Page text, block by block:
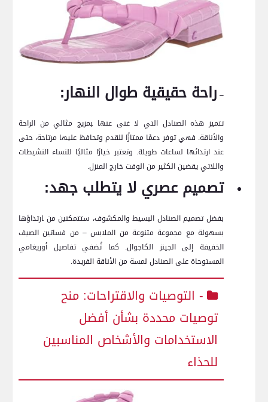
– راحة حقيقية طوال النهار:
تتميز⁤ هذه الصنادل التي لا غنى عنها ‍بمزيج مثالي من الراحة
والأناقة. فهي توفر‌ دعمًا ممتازًا للقدم وتحافظ عليها مرتاحة، حتى
عند ارتدائها ⁤لساعات طويلة. وتعتبر خيارًا مثاليًا للنساء​ النشيطات
واللاتي يقضين الكثير من الوقت خارج المنزل.
تصميم عصري لا يتطلب ​جهد:
بفضل تصميم الصنادل البسيط والمكشوف، ستتمكنين من ‍ارتداؤها
بسهولة مع مجموعة متنوعة من الملابس – من فساتين⁢ الصيف
الخفيفة إلى الجينز الكاجوال. كما تُضفي تفاصيل​ أوريغامي
⁤المستوحاة على الصنادل لمسة من‌ الأناقة الفريدة.
-​ التوصيات والاقتراحات: منح⁣
توصيات محددة بشأن أفضل
الاستخدامات والأشخاص المناسبين
للحذاء